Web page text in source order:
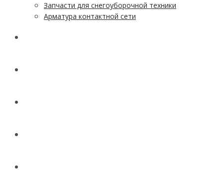
Запчасти для снегоуборочной техники
Арматура контактной сети